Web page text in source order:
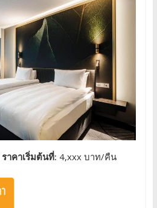
ราคาเริ่มต้นที่: 4,xxx บาท/คืน